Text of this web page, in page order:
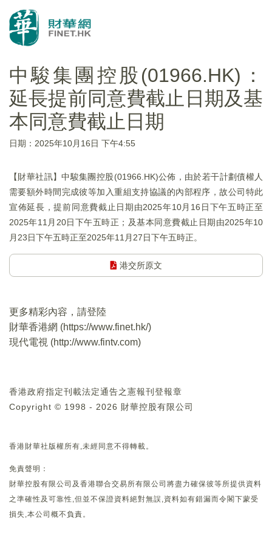
中駿集團控股(01966.HK)：
延長提前同意費截止日期及基
本同意費截止日期
日期：2025年10月16日 下午4:55
【財華社訊】中駿集團控股(01966.HK)公佈，由於若干計劃債權人
需要額外時間完成彼等加入重組支持協議的內部程序，故公司特此
宣佈延長，提前同意費截止日期由2025年10月16日下午五時正至
2025年11月20日下午五時正；及基本同意費截止日期由2025年10
月23日下午五時正至2025年11月27日下午五時正。
港交所原文
更多精彩內容，請登陸
財華香港網 (https://www.finet.hk/)
現代電視 (http://www.fintv.com)
香港政府指定刊載法定通告之憲報刊登報章
Copyright © 1998 - 2026 財華控股有限公司
香港財華社版權所有,未經同意不得轉載。
免責聲明：
財華控股有限公司及香港聯合交易所有限公司將盡力確保彼等所提供資料
之準確性及可靠性,但並不保證資料絕對無誤,資料如有錯漏而令閣下蒙受
損失,本公司概不負責。